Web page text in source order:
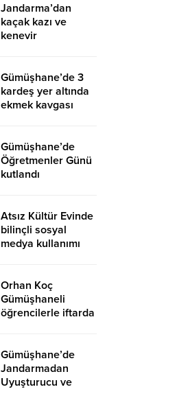
Jandarma’dan
kaçak kazı ve
kenevir
Gümüşhane’de 3
kardeş yer altında
ekmek kavgası
Gümüşhane’de
Öğretmenler Günü
kutlandı
Atsız Kültür Evinde
bilinçli sosyal
medya kullanımı
Orhan Koç
Gümüşhaneli
öğrencilerle iftarda
Gümüşhane’de
Jandarmadan
Uyuşturucu ve